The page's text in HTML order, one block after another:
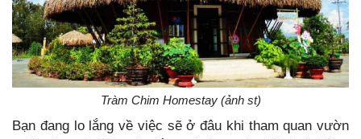
Tràm Chim Homestay (ảnh st)
Bạn đang lo lắng về việc sẽ ở đâu khi tham quan vườn